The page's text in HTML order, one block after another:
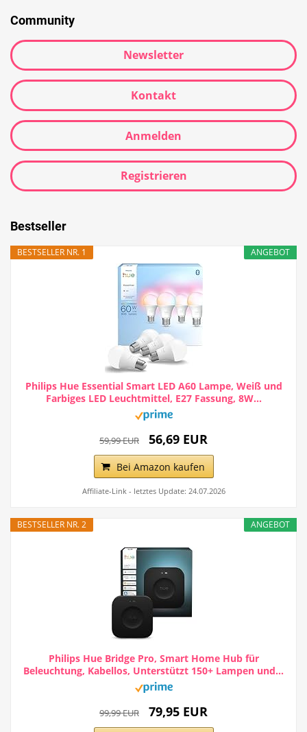
Community
Newsletter
Kontakt
Anmelden
Registrieren
Bestseller
ANGEBOT
BESTSELLER NR. 1
Philips Hue Essential Smart LED A60 Lampe, Weiß und
Farbiges LED Leuchtmittel, E27 Fassung, 8W...
59,99 EUR 56,69 EUR
Bei Amazon kaufen
Affiliate-Link - letztes Update: 24.07.2026
ANGEBOT
BESTSELLER NR. 2
Philips Hue Bridge Pro, Smart Home Hub für
Beleuchtung, Kabellos, Unterstützt 150+ Lampen und...
99,99 EUR 79,95 EUR